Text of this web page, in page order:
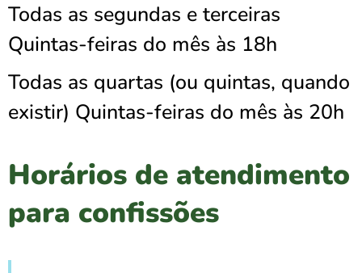
Todas as segundas e terceiras
Quintas-feiras do mês às 18h
Todas as quartas (ou quintas, quando
existir) Quintas-feiras do mês às 20h
Horários de atendimento
para confissões